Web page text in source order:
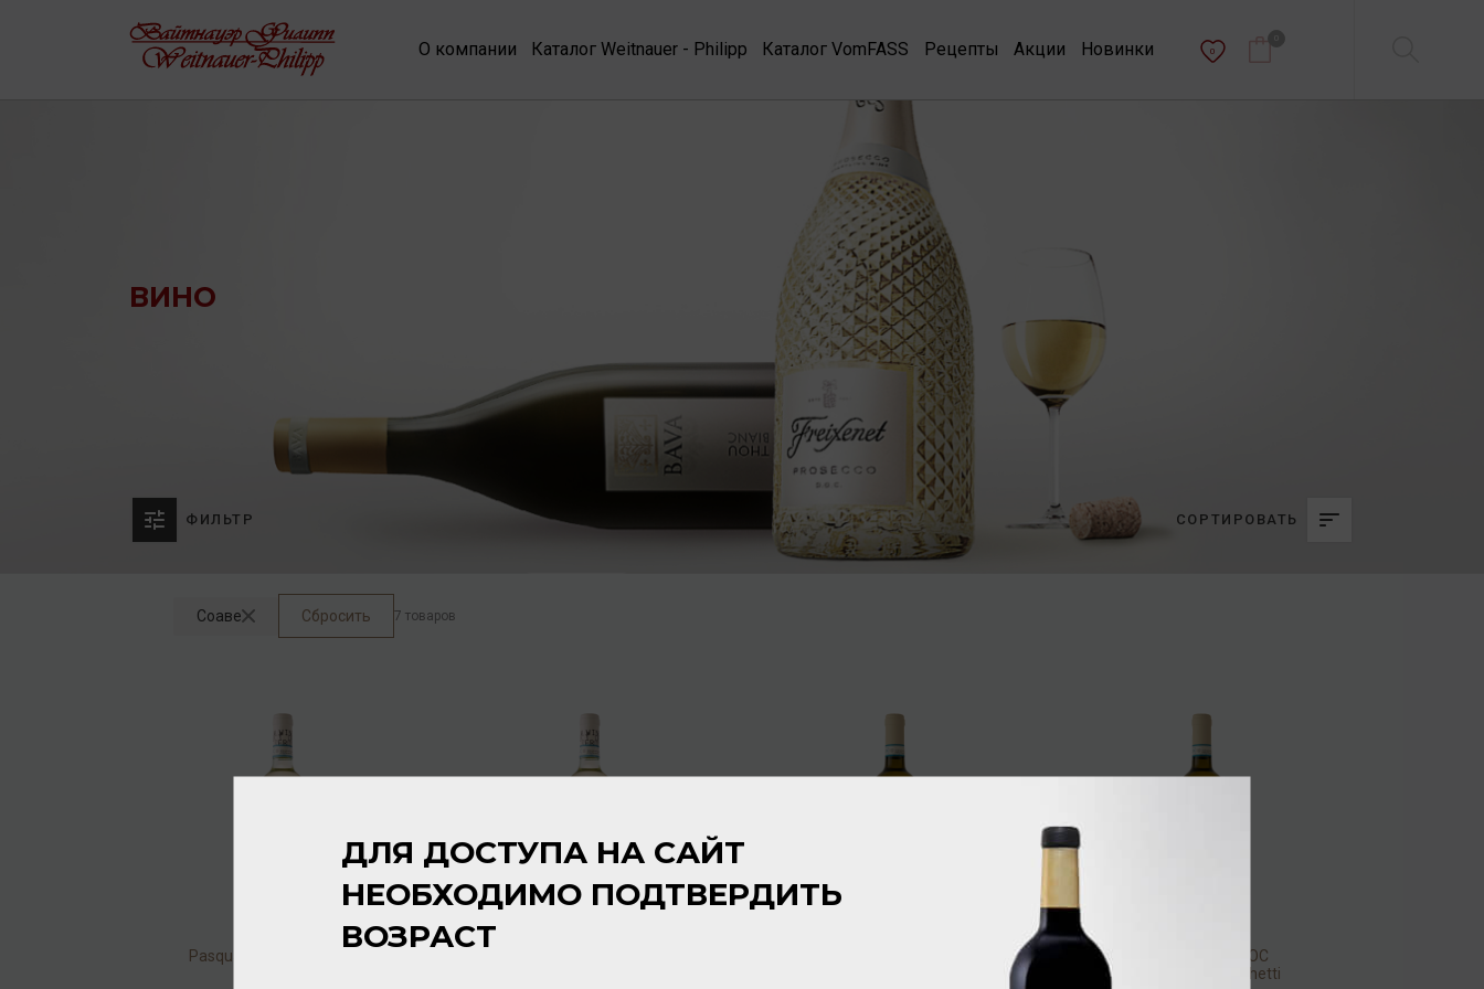
О компании Каталог Weitnauer - Philipp Каталог VomFASS Рецепты Акции Новинки 0
ВИНО
ФИЛЬТР СОРТИРОВАТЬ
Соаве Сбросить 7 товаров
Pasqua S Soave DOC 2024
Pasqua Soave DOC
Classico Villa Borghetti
ДЛЯ ДОСТУПА НА САЙТ
НЕОБХОДИМО ПОДТВЕРДИТЬ
ВОЗРАСТ